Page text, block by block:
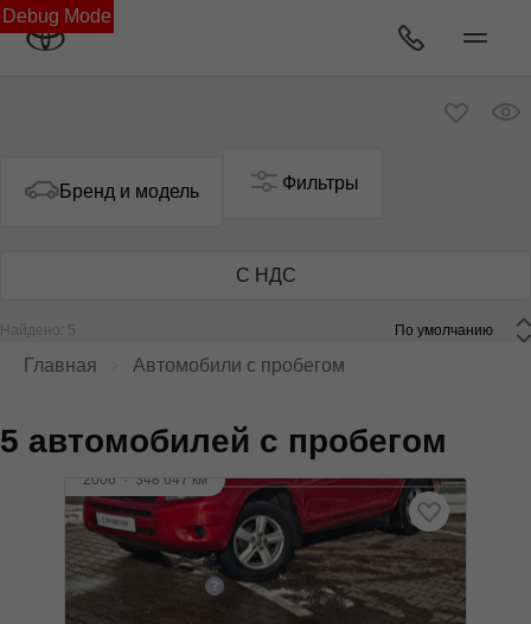
Debug Mode
Бренд и модель Фильтры
С НДС
Найдено: 5
Главная Автомобили с пробегом
5 автомобилей с пробегом
2006 · 348 647 км
Toyota RAV4
2.4 л (166 л.с.), АКПП, бензин, передний
28 100 BYN